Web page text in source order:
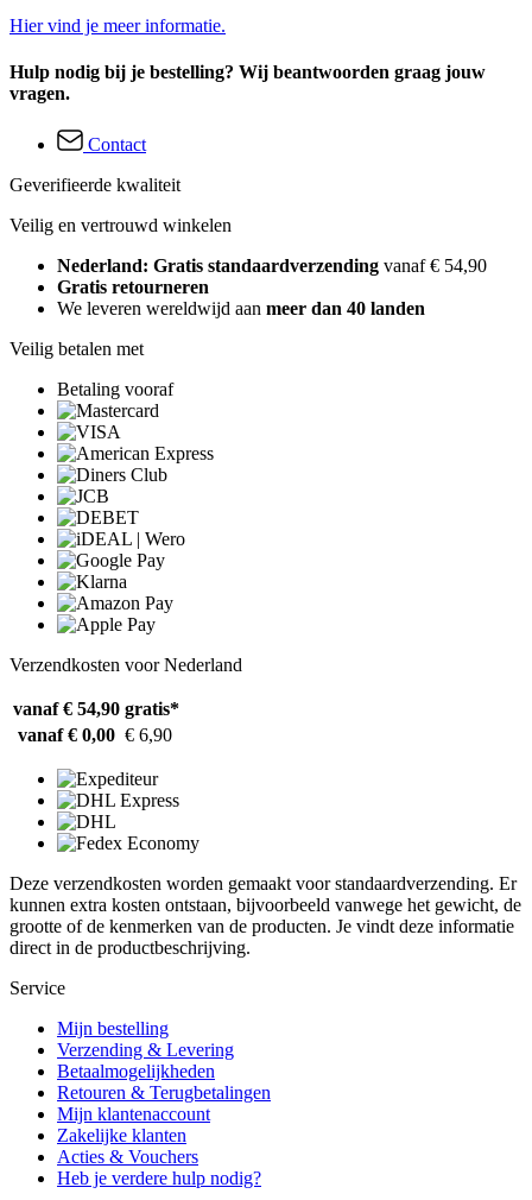
Hier vind je meer informatie.
Hulp nodig bij je bestelling? Wij beantwoorden graag jouw
vragen.
Contact
Geverifieerde kwaliteit
Veilig en vertrouwd winkelen
Nederland: Gratis standaardverzending vanaf € 54,90
Gratis retourneren
We leveren wereldwijd aan meer dan 40 landen
Veilig betalen met
Betaling vooraf
Verzendkosten voor Nederland
vanaf € 54,90 gratis*
vanaf € 0,00 € 6,90
Deze verzendkosten worden gemaakt voor standaardverzending. Er
kunnen extra kosten ontstaan, bijvoorbeeld vanwege het gewicht, de
grootte of de kenmerken van de producten. Je vindt deze informatie
direct in de productbeschrijving.
Service
Mijn bestelling
Verzending & Levering
Betaalmogelijkheden
Retouren & Terugbetalingen
Mijn klantenaccount
Zakelijke klanten
Acties & Vouchers
Heb je verdere hulp nodig?